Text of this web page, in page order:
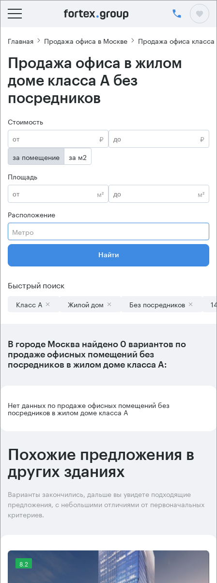
Главная Продажа офиса в Москве Продажа офиса класса
Продажа офиса в жилом
доме класса А без
посредников
Стоимость
₽
₽
за помещение
за м2
Площадь
м²
м²
Расположение
Метро
Найти
Быстрый поиск
Класс А Жилой дом Без посредников
В городе Москва найдено 0 вариантов по
продаже офисных помещений без
посредников в жилом доме класса А:
Нет данных по продаже офисных помещений без
посредников в жилом доме класса А
Похожие предложения в
других зданиях
Варианты закончились, дальше вы увидете подходящие
предложения, с небольшими отличиями от первоначальных
критериев.
8.2